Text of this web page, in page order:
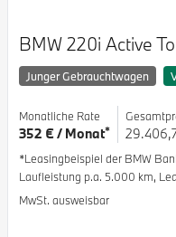
BMW 220i Active
Junger Gebrauchtwagen
Monatliche Rate
352 € / Monat*
*Leasingbeispiel der BMW
Laufleistung p.a. 5.000 km,
MwSt. ausweisbar